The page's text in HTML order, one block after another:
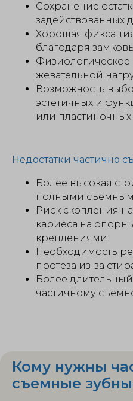
Сохранение
задействованных
Хорошая
благодаря
жевательной
Возможность
эстетичных и
или
Недостатки частично
Более высокая
полными
Риск скопления
кариеса на
креплениями.
Необходимость
протеза из-за
Более
частичному
Кому нужны
съемные